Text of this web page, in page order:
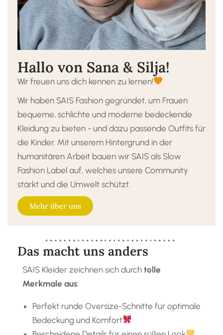
Hallo von Sana & Silja!
Wir freuen uns dich kennen zu lernen!
Wir haben SAIS Fashion gegründet, um Frauen
bequeme, schlichte und moderne bedeckende
Kleidung zu bieten - und dazu passende Outfits für
die Kinder. Mit unserem Hintergrund in der
humanitären Arbeit bauen wir SAIS als Slow
Fashion Label auf, welches unsere Community
stärkt und die Umwelt schützt.
Mehr über uns
Das macht uns anders
SAIS Kleider zeichnen sich durch tolle
Merkmale aus:
Perfekt runde Oversize-Schnitte für optimale
Bedeckung und Komfort